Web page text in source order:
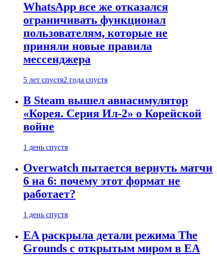
WhatsApp все же отказался
ограничивать функционал
пользователям, которые не
приняли новые правила
мессенджера
5 лет спустя2 года спустя
В Steam вышел авиасимулятор
«Корея. Серия Ил-2» о Корейской
войне
1 день спустя
Overwatch пытается вернуть матчи
6 на 6: почему этот формат не
работает?
1 день спустя
EA раскрыла детали режима The
Grounds с открытым миром в EA